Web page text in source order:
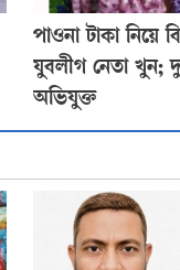
পাওনা টাকা নিয়ে
যুবলীগ নেতা খুন;
অভিযুক্ত